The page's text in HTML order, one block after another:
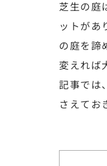
芝生の庭
ットがあ
の庭を諦
変えれば
記事では
さえてお